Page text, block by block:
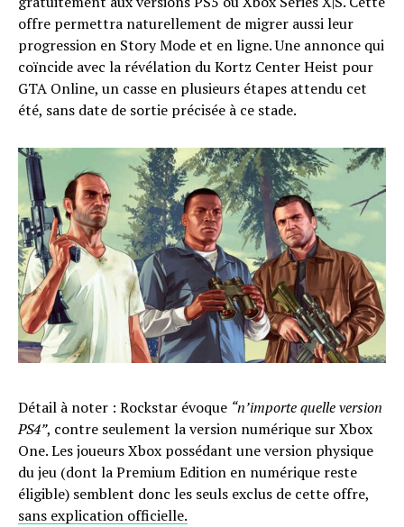
offre permettra naturellement de migrer aussi leur
progression en Story Mode et en ligne. Une annonce qui
coïncide avec la révélation du Kortz Center Heist pour
GTA Online, un casse en plusieurs étapes attendu cet
été, sans date de sortie précisée à ce stade.
Détail à noter : Rockstar évoque “n’importe quelle version
PS4”, contre seulement la version numérique sur Xbox
One. Les joueurs Xbox possédant une version physique
du jeu (dont la Premium Edition en numérique reste
éligible) semblent donc les seuls exclus de cette offre,
sans explication officielle.